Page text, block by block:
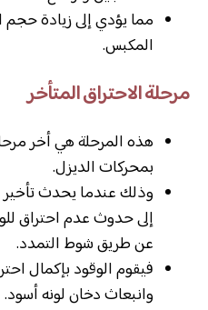
مما يؤدي إلى زيادة
المكبس.
مرحلة الاحتراق المتأخر
هذه المرحلة هي أخر
بمحركات الديزل.
وذلك عندما يحدث
إلى حدوث عدم احتراق
عن طريق شوط التمدد.
فيقوم الوقود بإكمال
وانبعاث دخان لونه أسود.